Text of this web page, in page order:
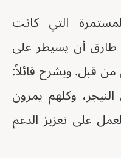
التي كانت
أن يسيطر على
قبل. ويشرح قائلاً:
وكلهم يمرون
على تعزيز الدعم